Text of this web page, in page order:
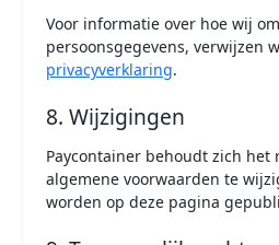
Voor informatie over hoe wij
persoonsgegevens, verwijzen
privacyverklaring.
8. Wijzigingen
Paycontainer behoudt zich het
algemene voorwaarden te
worden op deze pagina